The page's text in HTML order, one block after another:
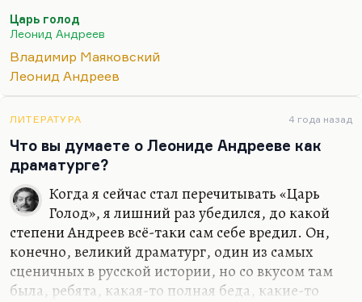
драматургии Маяковского — это, конечно,
Леонид Андреев. Преимущество Маяковского,
довольно серьезное, было в том, что он был
человеком к культуре довольно свежим. Он
воспринимал всякого рода визуальную культуру.
Брака, Пикассо понимал хорошо, Леже,
Сикейроса, конечно. Но он, мне кажется,
совершенно не понимал большую прозу. И
думаю, что не читал…
Царь голод
Леонид Андреев
Владимир Маяковский
Леонид Андреев
ЛИТЕРАТУРА 4 года назад
Что вы думаете о Леониде Андрееве как
драматурге?
Когда я сейчас стал перечитывать «Царь
Голод», я лишний раз убедился, до какой
степени Андреев всё-таки сам себе вредил. Он,
конечно, великий драматург, один из самых
сценичных в русской истории, но со вкусом там
была, ребята, какая-то полная беда, какие-то